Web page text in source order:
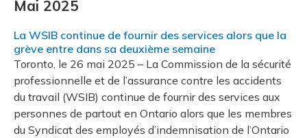
Mai 2025
La WSIB continue de fournir des services alors que la
grève entre dans sa deuxième semaine
Toronto, le 26 mai 2025 – La Commission de la sécurité
professionnelle et de l’assurance contre les accidents
du travail (WSIB) continue de fournir des services aux
personnes de partout en Ontario alors que les membres
du Syndicat des employés d’indemnisation de l’Ontario